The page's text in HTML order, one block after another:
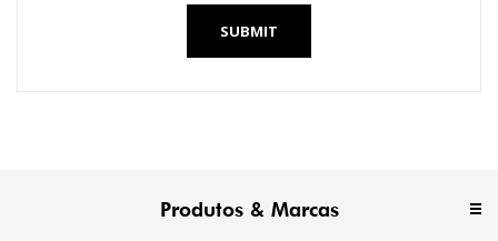
SUBMIT
Produtos & Marcas